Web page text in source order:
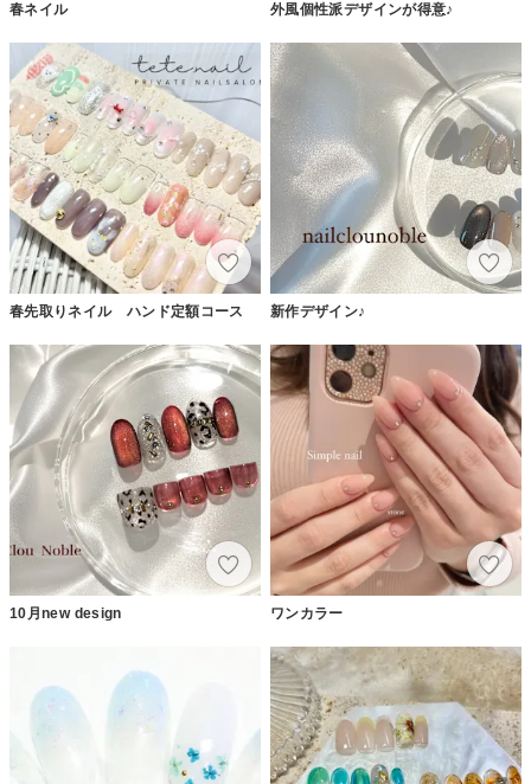
春ネイル
外風個性派デザインが得意♪
春先取りネイル ハンド定額コース 新作デザイン♪
10月new design ワンカラー